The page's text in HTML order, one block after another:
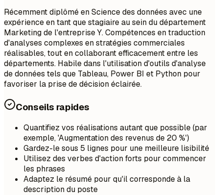
Récemment diplômé en Science des données avec une
expérience en tant que stagiaire au sein du département
Marketing de l'entreprise Y. Compétences en traduction
d'analyses complexes en stratégies commerciales
réalisables, tout en collaborant efficacement entre les
départements. Habile dans l'utilisation d'outils d'analyse
de données tels que Tableau, Power BI et Python pour
favoriser la prise de décision éclairée.
Conseils rapides
Quantifiez vos réalisations autant que possible (par
exemple, 'Augmentation des revenus de 20 %')
Gardez-le sous 5 lignes pour une meilleure lisibilité
Utilisez des verbes d'action forts pour commencer
les phrases
Adaptez le résumé pour qu'il corresponde à la
description du poste